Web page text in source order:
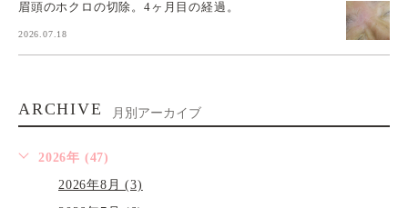
眉頭のホクロの切除。4ヶ月目の経過。
2026.07.18
ARCHIVE 月別アーカイブ
2026年 (47)
2026年8月 (3)